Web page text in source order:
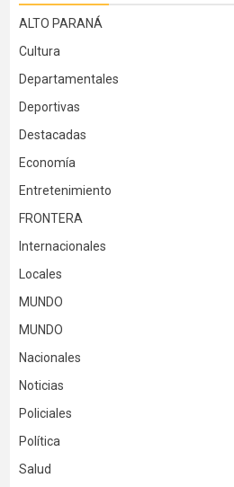
ALTO PARANÁ
Cultura
Departamentales
Deportivas
Destacadas
Economía
Entretenimiento
FRONTERA
Internacionales
Locales
MUNDO
MUNDO
Nacionales
Noticias
Policiales
Política
Salud